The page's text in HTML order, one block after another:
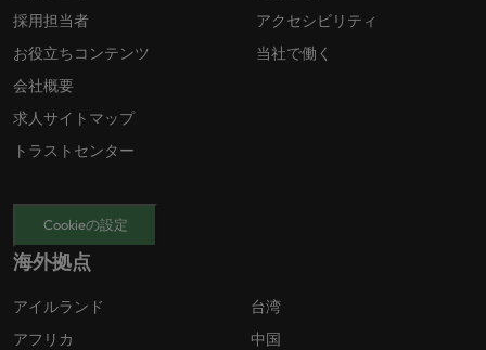
採用担当者
お役立ちコンテンツ
会社概要
求人サイトマップ
トラストセンター
アクセシビリティ
当社で働く
Cookieの設定
海外拠点
アイルランド
アフリカ
台湾
中国